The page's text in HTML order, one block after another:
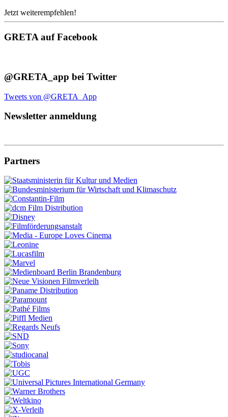
Jetzt weiterempfehlen!
GRETA auf Facebook
@GRETA_app bei Twitter
Tweets von @GRETA_App
Newsletter anmeldung
Partners